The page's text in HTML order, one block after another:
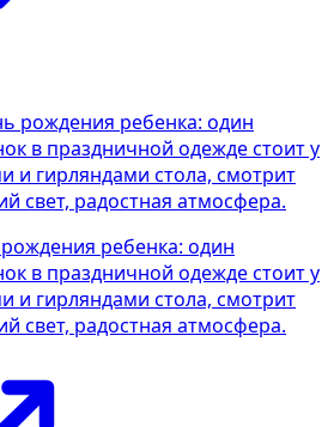
ребенка: один
в праздничной одежде стоит у
и гирляндами стола, смотрит
свет, радостная атмосфера.